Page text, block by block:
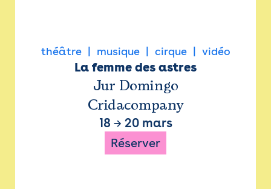
théâtre musique cirque vidéo
La femme des astres
Jur Domingo
Cridacompany
18 → 20 mars
Réserver